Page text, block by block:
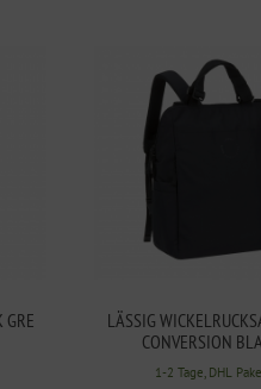
GRE
LÄSSIG
CONVERSION
1-2 Tage, DHL